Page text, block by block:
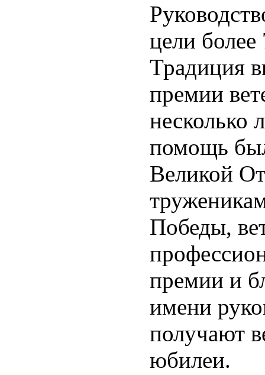
цели
Традиция
премии
несколько
помощь
Великой
Победы,
премии и
имени
получают
юбилеи.